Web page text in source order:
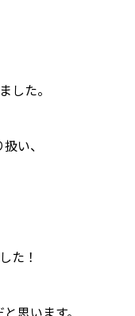
した。
い、
た！
思います。